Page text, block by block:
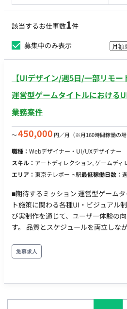
該当するお仕事数1件
募集中のみ表示
【UIデザイン/週5日/一部リモー
運営型ゲームタイトルにおける
業務案件
〜450,000 円／月 （※月160時間稼働の場
職種： Webデザイナー・UI/UXデザイナー
スキル： アートディレクション, ゲームディ
エリア： 東京テレポート駅最低稼働日数：
■期待するミッション 運営型ゲーム
ト施策に関わる各種UI・ビジュアル
び実制作を通じて、ユーザー体験の
す。 品質とスケジュールを両立しな
です。 ■業務内容・担当工程 【イベ
制作】 ・ロゴデザイン、アイコン制
制作 ・UIパーツやビジュアル素材の
ト 【クオリティコントロール（アー
急募求人